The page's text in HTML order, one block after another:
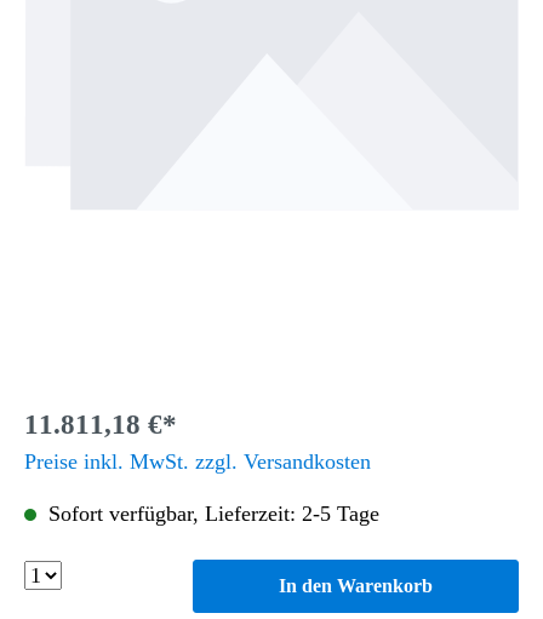
11.811,18 €*
Preise inkl. MwSt. zzgl. Versandkosten
Sofort verfügbar, Lieferzeit: 2-5 Tage
In den Warenkorb